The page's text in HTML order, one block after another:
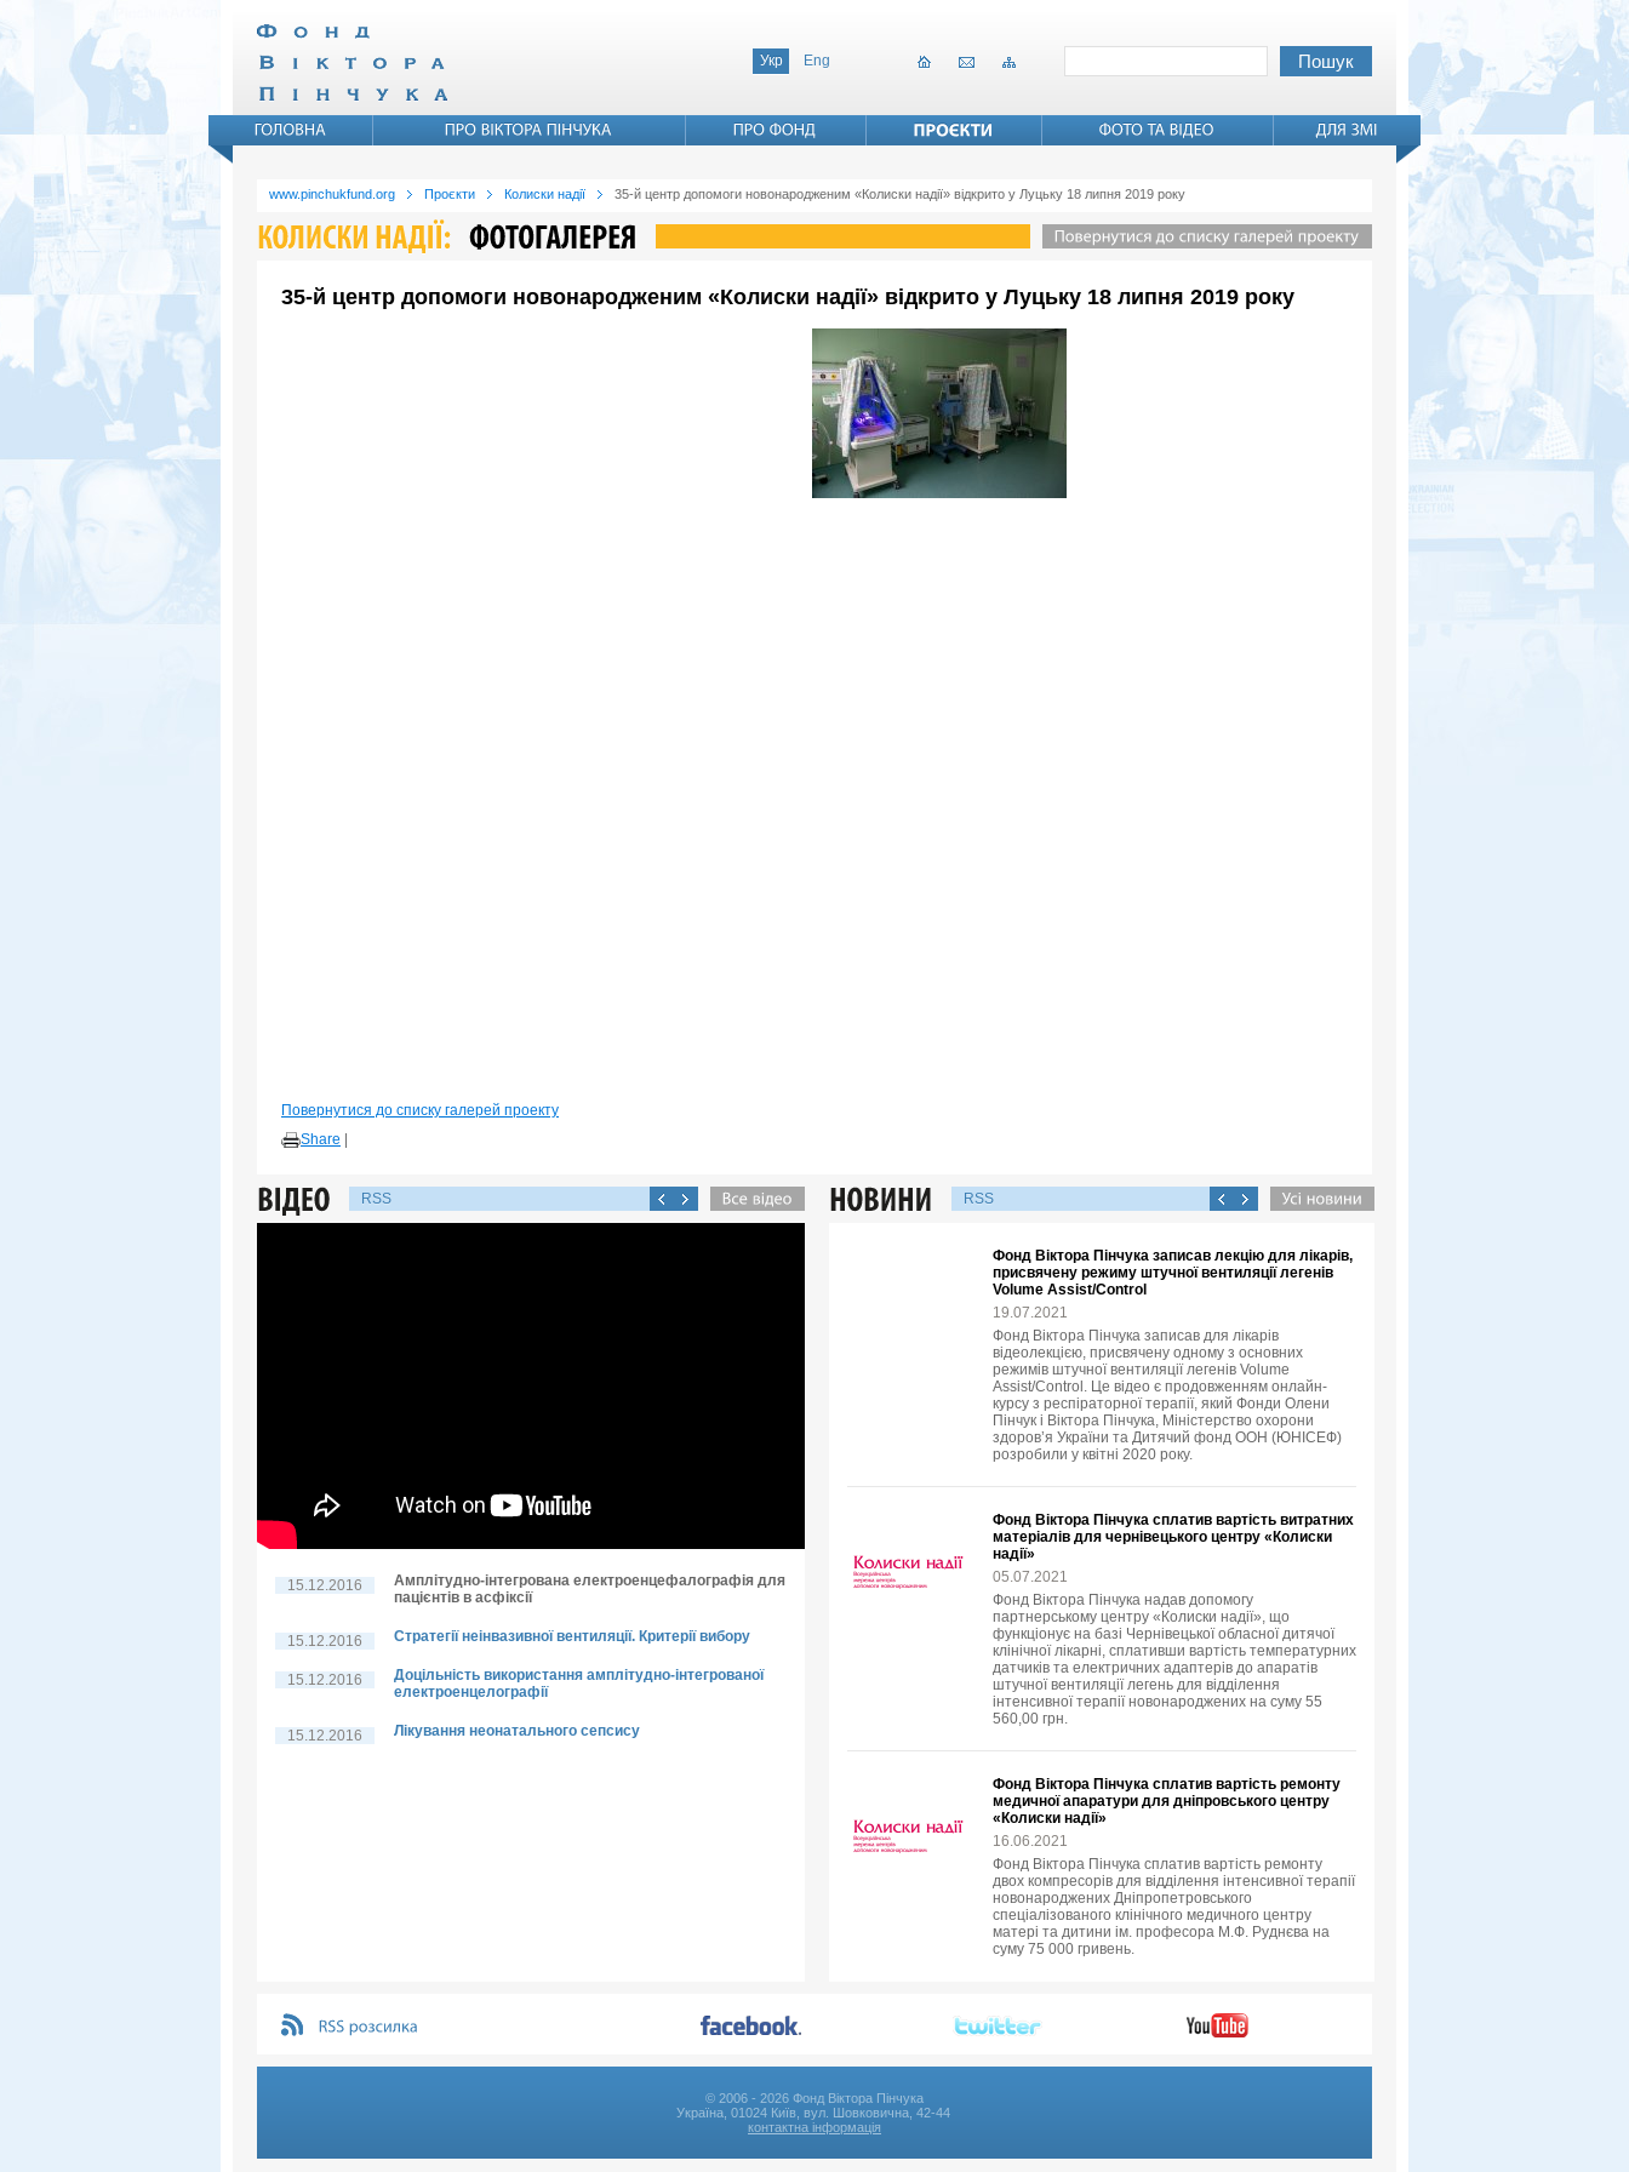
Укр Eng
www.pinchukfund.org Проєкти Колиски надії 35-й центр допомоги новонародженим «Колиски надії» відкрито у Луцьку 18 липня 2019 року
35-й центр допомоги новонародженим «Колиски надії» відкрито у Луцьку 18 липня 2019 року
Повернутися до списку галерей проекту
Share
RSS
15.12.2016
Амплітудно-інтегрована електроенцефалографія для
пацієнтів в асфіксії
15.12.2016 Стратегії неінвазивної вентиляції. Критерії вибору
15.12.2016
Доцільність використання амплітудно-інтегрованої
електроенцелографії
15.12.2016 Лікування неонатального сепсису
RSS
Фонд Віктора Пінчука записав лекцію для лікарів,
присвячену режиму штучної вентиляції легенів
Volume Assist/Control
19.07.2021
Фонд Віктора Пінчука записав для лікарів
відеолекцією, присвячену одному з основних
режимів штучної вентиляції легенів Volume
Assist/Control. Це відео є продовженням онлайн-
курсу з респіраторної терапії, який Фонди Олени
Пінчук і Віктора Пінчука, Міністерство охорони
здоров’я України та Дитячий фонд ООН (ЮНІСЕФ)
розробили у квітні 2020 року.
Фонд Віктора Пінчука сплатив вартість витратних
матеріалів для чернівецького центру «Колиски
надії»
05.07.2021
Фонд Віктора Пінчука надав допомогу
партнерському центру «Колиски надії», що
функціонує на базі Чернівецької обласної дитячої
клінічної лікарні, сплативши вартість температурних
датчиків та електричних адаптерів до апаратів
штучної вентиляції легень для відділення
інтенсивної терапії новонароджених на суму 55
560,00 грн.
Фонд Віктора Пінчука сплатив вартість ремонту
медичної апаратури для дніпровського центру
«Колиски надії»
16.06.2021
Фонд Віктора Пінчука сплатив вартість ремонту
двох компресорів для відділення інтенсивної терапії
новонароджених Дніпропетровського
спеціалізованого клінічного медичного центру
матері та дитини ім. професора М.Ф. Руднєва на
суму 75 000 гривень.
© 2006 - 2026 Фонд Віктора Пінчука
Україна, 01024 Київ, вул. Шовковична, 42-44
контактна інформація